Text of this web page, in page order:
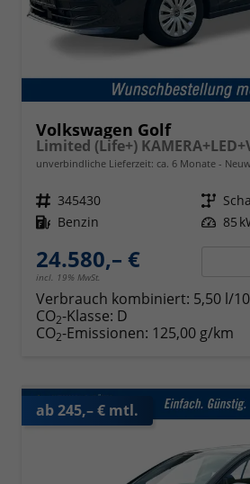
Volkswagen Golf
unverbindliche Lieferzeit: ca. 6 Monate
Fahrzeugnr. 345430 Getriebe
Kraftstoff Benzin Leistung 85
24.580,– €
incl. 19% MwSt.
Verbrauch kombiniert: 5,50 l/
CO2-Klasse: D
CO2-Emissionen: 125,00 g/km
ab 245,– € mtl.